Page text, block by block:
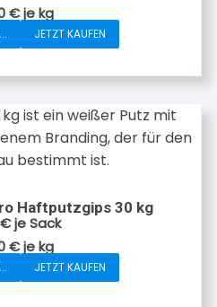
€jekg
JETZT KAUFEN
Haftputzgips 30 kg
€je Sack
€jekg
JETZT KAUFEN